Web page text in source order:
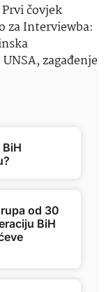
Prvi čovjek
za Interviewba:
UNSA,zagađenje
od 30
BiH